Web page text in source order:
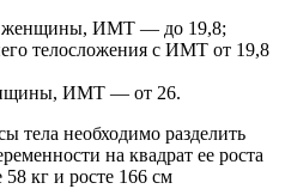
женщины, ИМТ — до 19,8;
телосложения с ИМТ от 19,8
ИМТ — от 26.
тела необходимо разделить
на квадрат ее роста
кг и росте 166 см